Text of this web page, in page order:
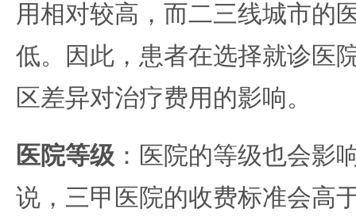
用相对较高，而二三线城市的
低。因此，患者在选择就诊医
区差异对治疗费用的影响。
医院等级 ：医院的等级也会影
说，三甲医院的收费标准会高